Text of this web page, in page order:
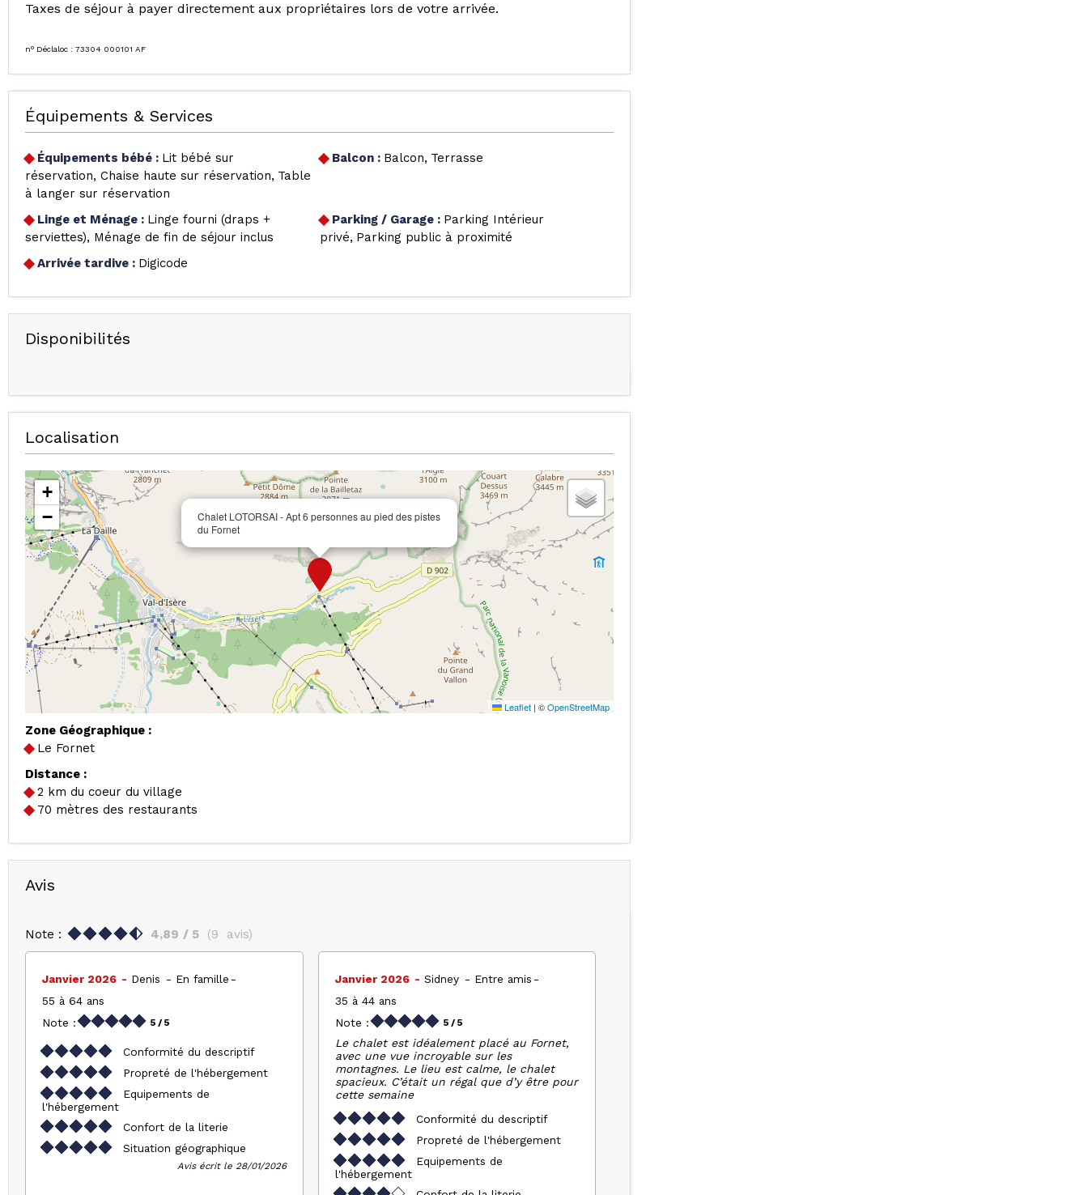
Taxes de séjour à payer directement aux propriétaires lors de votre arrivée.
n° Déclaloc : 73304 000101 AF
Équipements & Services
Équipements bébé : Lit bébé sur
réservation Chaise haute sur réservation Table
à langer sur réservation
Balcon : Balcon Terrasse
Linge et Ménage : Linge fourni (draps +
serviettes)
Ménage de fin de séjour inclus
Parking / Garage : Parking Intérieur
privé Parking public à proximité
Arrivée tardive : Digicode
Disponibilités
Localisation
Chalet LOTORSAI - Apt 6 personnes au pied des pistes
du Fornet
+
−
Leaflet | ©OpenStreetMap
Zone Géographique :
Le Fornet
Distance :
2 km du coeur du village
70 mètres des restaurants
Avis
Note : 4,89 / 5 (9 avis)
Janvier 2026 Denis
En famille
55 à 64 ans
Note :
5 / 5
Conformité du descriptif
Propreté de l'hébergement
Equipements de
l'hébergement
Confort de la literie
Situation géographique
Avis écrit le 28/01/2026
Janvier 2026 Sidney
Entre amis
35 à 44 ans
Note :
5 / 5
Le chalet est idéalement placé au Fornet,
avec une vue incroyable sur les
montagnes. Le lieu est calme, le chalet
spacieux. C’était un régal que d’y être pour
cette semaine
Conformité du descriptif
Propreté de l'hébergement
Equipements de
l'hébergement